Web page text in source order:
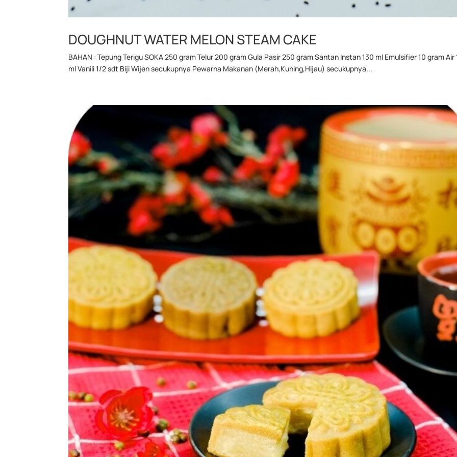
DOUGHNUT WATER MELON STEAM CAKE
BAHAN : Tepung Terigu SOKA 250 gram Telur 200 gram Gula Pasir 250 gram Santan Instan 130 ml Emulsifier 10 gram Air
ml Vanili 1/2 sdt Biji Wijen secukupnya Pewarna Makanan (Merah,Kuning,Hijau) secukupnya...